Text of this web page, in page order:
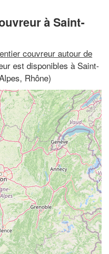
à Saint-
couvreur autour de
est disponibles à Saint-
Rhône)